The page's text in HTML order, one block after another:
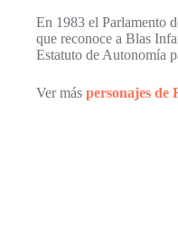
En 1983 el Parlamento
que reconoce a Blas
Estatuto de Autonomía
Ver más personajes de